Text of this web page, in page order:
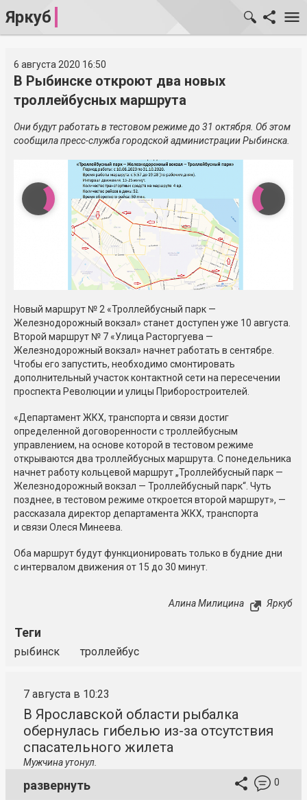
Яркуб
6 августа 2020 16:50
В Рыбинске откроют два новых
троллейбусных маршрута
Они будут работать в тестовом режиме до 31 октября. Об этом
сообщила пресс-служба городской администрации Рыбинска.
Новый маршрут № 2 «Троллейбусный парк —
Железнодорожный вокзал» станет доступен уже 10 августа.
Второй маршрут № 7 «Улица Расторгуева —
Железнодорожный вокзал» начнет работать в сентябре.
Чтобы его запустить, необходимо смонтировать
дополнительный участок контактной сети на пересечении
проспекта Революции и улицы Приборостроителей.
«Департамент ЖКХ, транспорта и связи достиг
определенной договоренности с троллейбусным
управлением, на основе которой в тестовом режиме
открываются два троллейбусных маршрута. С понедельника
начнет работу кольцевой маршрут „Троллейбусный парк —
Железнодорожный вокзал — Троллейбусный парк“. Чуть
позднее, в тестовом режиме откроется второй маршрут», —
рассказала директор департамента ЖКХ, транспорта
и связи Олеся Минеева.
Оба маршрут будут функционировать только в будние дни
с интервалом движения от 15 до 30 минут.
Алина Милицина Яркуб
Теги
рыбинск троллейбус
7 августа в 10:23
В Ярославской области рыбалка
обернулась гибелью из-за отсутствия
спасательного жилета
Мужчина утонул.
развернуть 0